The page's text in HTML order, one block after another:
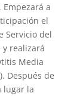
a
el
Servicio del
y realizará
Media
Después de
lugar la